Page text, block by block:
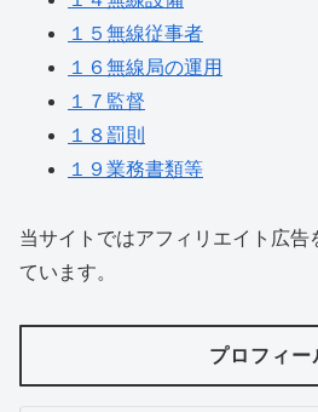
１５無線従事者
１６無線局の運用
１７監督
１８罰則
１９業務書類等
当サイトではアフィリエイト広告
ています。
プロフィー